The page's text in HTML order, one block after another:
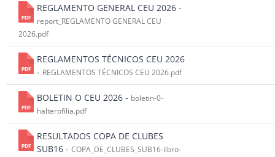
REGLAMENTO GENERAL CEU 2026 -
report_REGLAMENTO GENERAL CEU
2026.pdf
REGLAMENTOS TÉCNICOS CEU 2026
- REGLAMENTOS TÉCNICOS CEU 2026.pdf
BOLETIN O CEU 2026 - boletin-0-
halterofilia.pdf
RESULTADOS COPA DE CLUBES
SUB16 - COPA_DE_CLUBES_SUB16-libro-